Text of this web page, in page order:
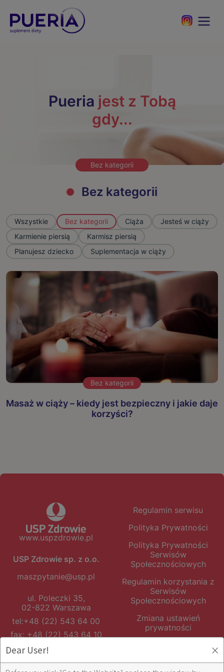
Pueria jest z Tobą
gdy...
Bez kategorii
Bez kategorii
Wszystkie Bez kategorii Ciąża
Jesteś w ciąży
Karmienie piersią
Karmisz piersią
Planujesz dziecko
Suplementacja w ciąży
Bez kategorii
Masaż w ciąży – kiedy jest bezpieczny i jakie daje
korzyści?
www.uspzdrowie.pl
USP Zdrowie sp. z o.o.
maszpytanie@usp.pl
ul. Poleczki 35,
02-822 Warszawa
tel:+48 (22) 543 64 00
fax: +48 (22) 543 64 10
Regulamin serwisu
Polityka Prywatności
Polityka Prywatności
Serwisów
Społecznościowych
Regulamin korzystania z
Serwisów
Społecznościowych
Zmiana ustawień
prywatności
Dear User! ×